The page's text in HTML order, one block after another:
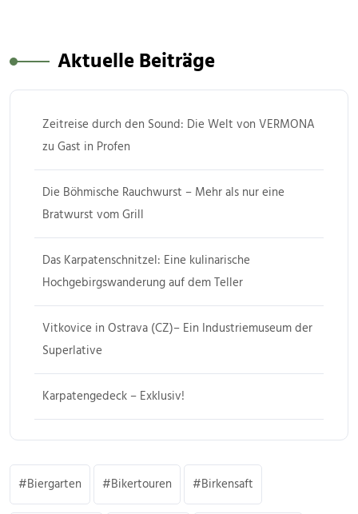
Aktuelle Beiträge
Zeitreise durch den Sound: Die Welt von VERMONA
zu Gast in Profen
Die Böhmische Rauchwurst – Mehr als nur eine
Bratwurst vom Grill
Das Karpatenschnitzel: Eine kulinarische
Hochgebirgswanderung auf dem Teller
Vitkovice in Ostrava (CZ)– Ein Industriemuseum der
Superlative
Karpatengedeck – Exklusiv!
Biergarten Bikertouren Birkensaft